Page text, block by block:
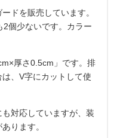
ドを販売しています。
個少ないです。カラー
厚さ0.5cm」です。排
、V字にカットして使
対応していますが、装
ります。